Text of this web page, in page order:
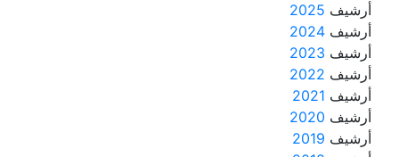
أرشيف 2025
أرشيف 2024
أرشيف 2023
أرشيف 2022
أرشيف 2021
أرشيف 2020
أرشيف 2019